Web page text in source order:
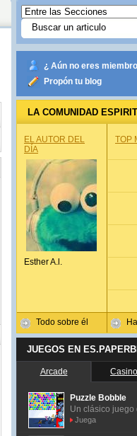
¿ Aún no eres
Propón tu blog
LA COMUNIDAD
EL AUTOR DEL
DÍA
Esther A.l.
Todo sobre él
TOP
JUEGOS EN
Arcade Casino
Puzzle Bobble
Un clásico juego
Juega